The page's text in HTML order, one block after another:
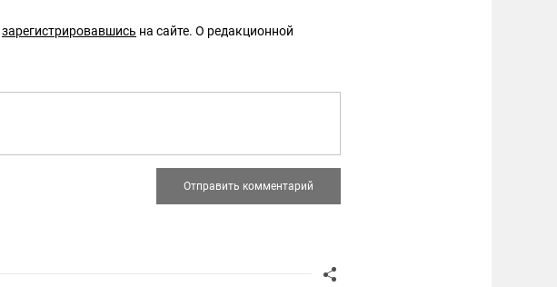
зарегистрировавшись на сайте. О редакционной